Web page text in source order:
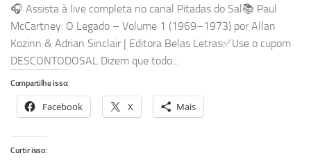
🎧 Assista à live completa no canal Pitadas do Sal📚 Paul
McCartney: O Legado – Volume 1 (1969–1973) por Allan
Kozinn & Adrian Sinclair | Editora Belas Letras✅Use o cupom
DESCONTODOSAL Dizem que todo...
Compartilhe isso:
Facebook X Mais
Curtir isso: